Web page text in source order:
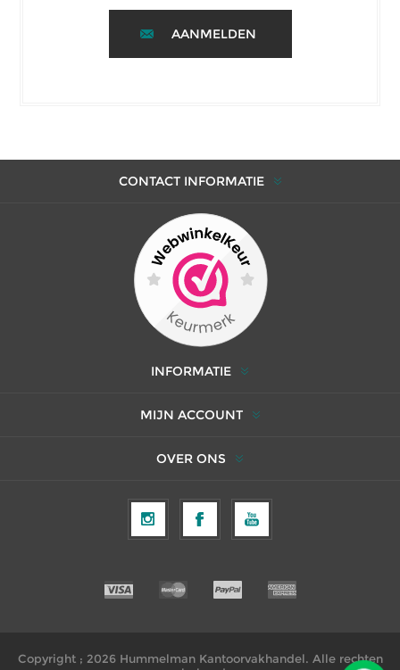
AANMELDEN
CONTACT INFORMATIE
INFORMATIE
MIJN ACCOUNT
OVER ONS
Copyright ; 2026 Hummelman Kantoorvakhandel. Alle rechten